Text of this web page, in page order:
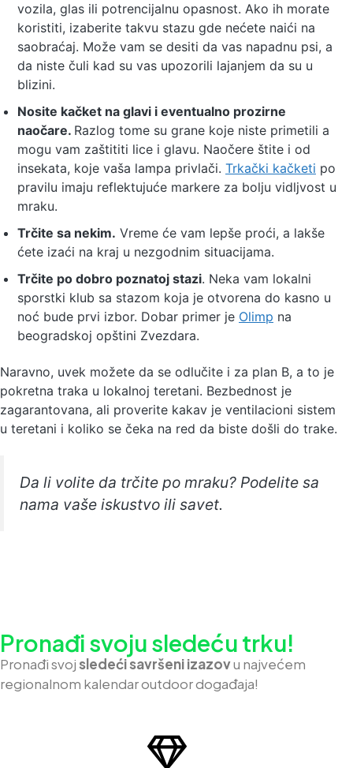
vozila, glas ili potrencijalnu opasnost. Ako ih morate
koristiti, izaberite takvu stazu gde nećete naići na
saobraćaj. Može vam se desiti da vas napadnu psi, a
da niste čuli kad su vas upozorili lajanjem da su u
blizini.
Nosite kačket na glavi i eventualno prozirne
naočare. Razlog tome su grane koje niste primetili a
mogu vam zaštititi lice i glavu. Naočere štite i od
insekata, koje vaša lampa privlači. Trkački kačketi po
pravilu imaju reflektujuće markere za bolju vidljvost u
mraku.
Trčite sa nekim. Vreme će vam lepše proći, a lakše
ćete izaći na kraj u nezgodnim situacijama.
Trčite po dobro poznatoj stazi. Neka vam lokalni
sporstki klub sa stazom koja je otvorena do kasno u
noć bude prvi izbor. Dobar primer je Olimp na
beogradskoj opštini Zvezdara.
Naravno, uvek možete da se odlučite i za plan B, a to je
pokretna traka u lokalnoj teretani. Bezbednost je
zagarantovana, ali proverite kakav je ventilacioni sistem
u teretani i koliko se čeka na red da biste došli do trake.
Da li volite da trčite po mraku? Podelite sa
nama vaše iskustvo ili savet.
Pronađi svoju sledeću trku!
Pronađi svojsledeći savršeni izazovu najvećem
regionalnom kalendar outdoor događaja!